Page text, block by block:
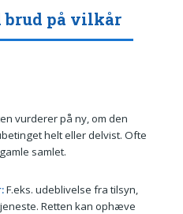
brud på vilkår
vurderer på ny, om den
helt eller delvist. Ofte
samlet.
F.eks. udeblivelse fra tilsyn,
Retten kan ophæve